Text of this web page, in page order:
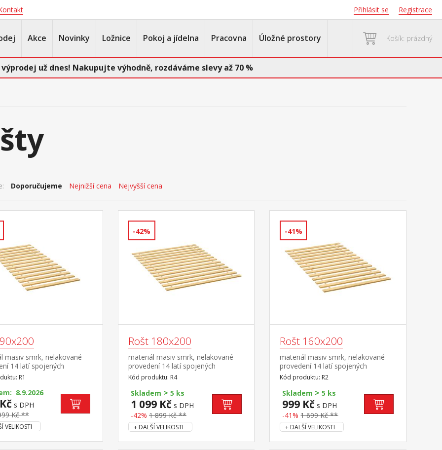
Přihlásit se Registrace
Akce Novinky Ložnice Pokoj a jídelna Pracovna Úložné prostory Košík: prázdný
výprodej už dnes! Nakupujte výhodně, rozdáváme slevy až 70 %
Doporučujeme Nejnižší cena Nejvyšší cena
masiv smrk, nelakované
14 latí spojených
tkalounem
R1
8.9.2026
s DPH
Kč **
VELIKOSTI
-42%
Rošt 180x200
materiál masiv smrk, nelakované
provedení 14 latí spojených
textilním tkalounem
Kód produktu: R4
Skladem > 5 ks
1 099 Kč s DPH
-42% 1 899 Kč **
+ DALŠÍ VELIKOSTI
-41%
Rošt 160x200
materiál masiv smrk, nelakované
provedení 14 latí spojených
textilním tkalounem
Kód produktu: R2
Skladem > 5 ks
999 Kč s DPH
-41% 1 699 Kč **
+ DALŠÍ VELIKOSTI